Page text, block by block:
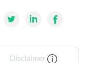
Disclaimer